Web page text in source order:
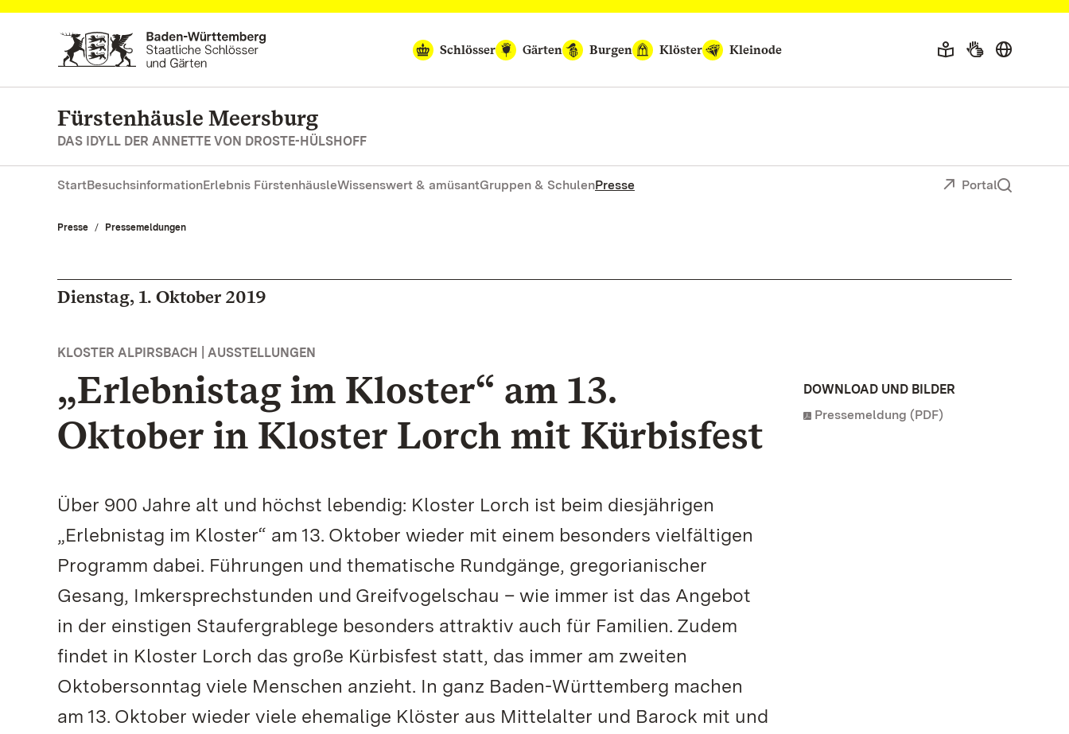
Zum Hauptinhalt springen
Schlösser
Gärten Burgen Klöster Kleinode
Fürstenhäusle Meersburg
DAS IDYLL DER ANNETTE VON DROSTE-HÜLSHOFF
StartBesuchsinformationErlebnis FürstenhäusleWissenswert & amüsantGruppen & SchulenPresse Portal
Presse Pressemeldungen
Dienstag, 1. Oktober 2019
KLOSTER ALPIRSBACH | AUSSTELLUNGEN
„Erlebnistag im Kloster“ am 13.
Oktober in Kloster Lorch mit Kürbisfest
Über 900 Jahre alt und höchst lebendig: Kloster Lorch ist beim diesjährigen
„Erlebnistag im Kloster“ am 13. Oktober wieder mit einem besonders vielfältigen
Programm dabei. Führungen und thematische Rundgänge, gregorianischer
Gesang, Imkersprechstunden und Greifvogelschau – wie immer ist das Angebot
in der einstigen Staufergrablege besonders attraktiv auch für Familien. Zudem
findet in Kloster Lorch das große Kürbisfest statt, das immer am zweiten
Oktobersonntag viele Menschen anzieht. In ganz Baden-Württemberg machen
am 13. Oktober wieder viele ehemalige Klöster aus Mittelalter und Barock mit und
DOWNLOAD UND BILDER
Pressemeldung (PDF)